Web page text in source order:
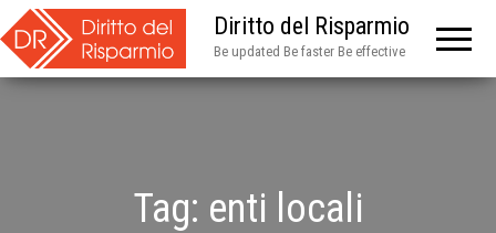
Diritto del Risparmio
Be updated Be faster Be effective
Tag: enti locali